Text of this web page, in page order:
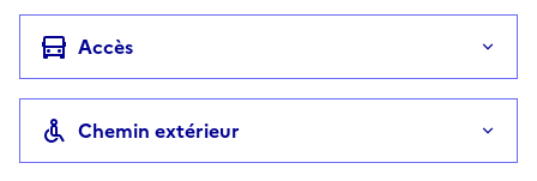
Accès
Chemin extérieur